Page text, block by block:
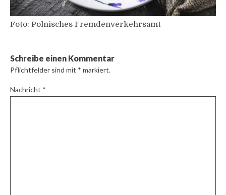
Foto: Polnisches Fremdenverkehrsamt
Schreibe einen Kommentar
Pflichtfelder sind mit * markiert.
Nachricht *